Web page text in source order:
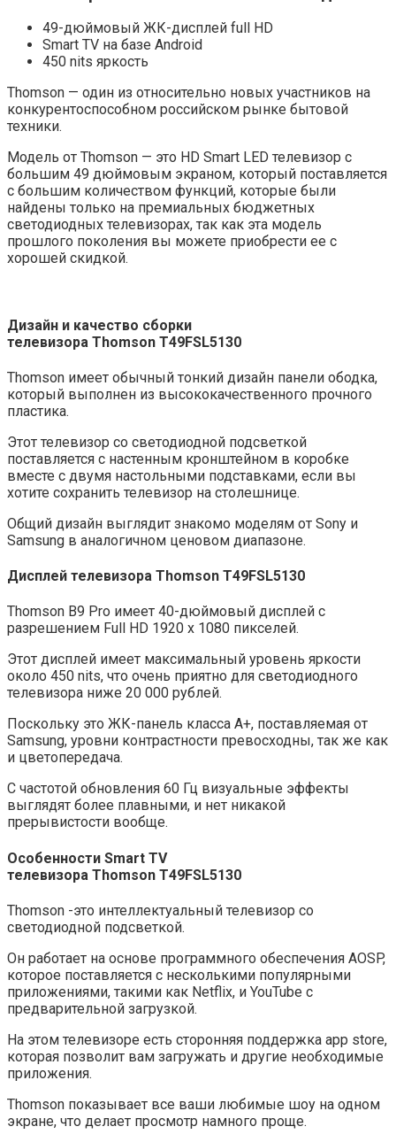
49-дюймовый ЖК-дисплей full HD
Smart TV на базе Android
450 nits яркость
Thomson — один из относительно новых участников на
конкурентоспособном российском рынке бытовой
техники.
Модель от Thomson — это HD Smart LED телевизор с
большим 49 дюймовым экраном, который поставляется
с большим количеством функций, которые были
найдены только на премиальных бюджетных
светодиодных телевизорах, так как эта модель
прошлого поколения вы можете приобрести ее с
хорошей скидкой.
Дизайн и качество сборки
телевизора Thomson T49FSL5130
Thomson имеет обычный тонкий дизайн панели ободка,
который выполнен из высококачественного прочного
пластика.
Этот телевизор со светодиодной подсветкой
поставляется с настенным кронштейном в коробке
вместе с двумя настольными подставками, если вы
хотите сохранить телевизор на столешнице.
Общий дизайн выглядит знакомо моделям от Sony и
Samsung в аналогичном ценовом диапазоне.
Дисплей телевизора Thomson T49FSL5130
Thomson B9 Pro имеет 40-дюймовый дисплей с
разрешением Full HD 1920 x 1080 пикселей.
Этот дисплей имеет максимальный уровень яркости
около 450 nits, что очень приятно для светодиодного
телевизора ниже 20 000 рублей.
Поскольку это ЖК-панель класса A+, поставляемая от
Samsung, уровни контрастности превосходны, так же как
и цветопередача.
С частотой обновления 60 Гц визуальные эффекты
выглядят более плавными, и нет никакой
прерывистости вообще.
Особенности Smart TV
телевизора Thomson T49FSL5130
Thomson -это интеллектуальный телевизор со
светодиодной подсветкой.
Он работает на основе программного обеспечения AOSP,
которое поставляется с несколькими популярными
приложениями, такими как Netflix, и YouTube с
предварительной загрузкой.
На этом телевизоре есть сторонняя поддержка app store,
которая позволит вам загружать и другие необходимые
приложения.
Thomson показывает все ваши любимые шоу на одном
экране, что делает просмотр намного проще.